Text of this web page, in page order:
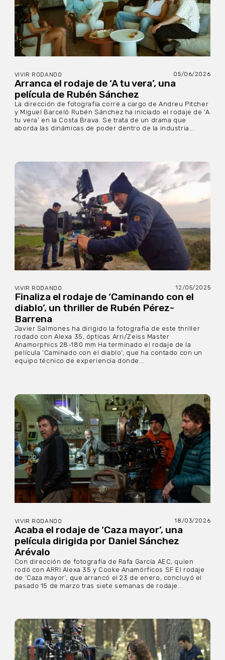
VIVIR RODANDO 05/06/2026
Arranca el rodaje de ‘A tu vera’, una
película de Rubén Sánchez
La dirección de fotografía corre a cargo de Andreu Pitcher
y Miguel Barceló Rubén Sánchez ha iniciado el rodaje de ‘A
tu vera’ en la Costa Brava. Se trata de un drama que
aborda las dinámicas de poder dentro de la industria...
VIVIR RODANDO 12/05/2025
Finaliza el rodaje de ‘Caminando con el
diablo’, un thriller de Rubén Pérez-
Barrena
Javier Salmones ha dirigido la fotografía de este thriller
rodado con Alexa 35, ópticas Arri/Zeiss Master
Anamorphics 28-180 mm Ha terminado el rodaje de la
película ‘Caminado con el diablo’, que ha contado con un
equipo técnico de experiencia donde...
VIVIR RODANDO 18/03/2026
Acaba el rodaje de ‘Caza mayor’, una
película dirigida por Daniel Sánchez
Arévalo
Con dirección de fotografía de Rafa García AEC, quien
rodó con ARRI Alexa 35 y Cooke Anamórficos SF El rodaje
de ‘Caza mayor’, que arrancó el 23 de enero, concluyó el
pasado 15 de marzo tras siete semanas de rodaje...